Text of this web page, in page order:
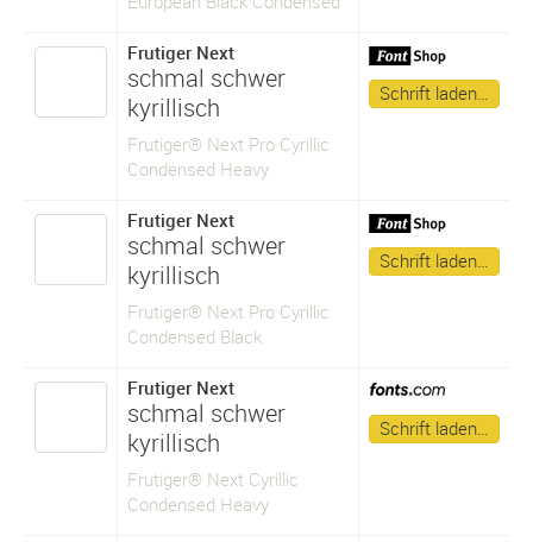
Frutiger Next
schmal schwer
kyrillisch
Frutiger® Next Pro Cyrillic
Condensed Heavy
Schrift laden…
Frutiger Next
schmal schwer
kyrillisch
Frutiger® Next Pro Cyrillic
Condensed Black
Schrift laden…
Frutiger Next
schmal schwer
kyrillisch
Frutiger® Next Cyrillic
Condensed Heavy
Schrift laden…